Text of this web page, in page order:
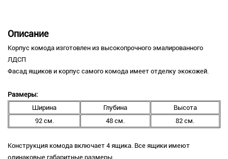
Описание
Корпус комода изготовлен из высокопрочного эмалированного
ЛДСП
Фасад ящиков и корпус самого комода имеет отделку экокожей.
Размеры:
Ширина
Глубина
Высота
92 см.
48 см. 82 см.
Конструкция комода включает 4 ящика. Все ящики имеют
одинаковые габаритные размеры.